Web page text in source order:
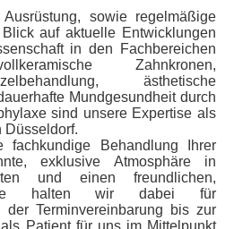
sowie regelmäßige
auf aktuelle Entwicklungen
in den Fachbereichen
Zahnkronen,
ästhetische
Mundgesundheit durch
sind unsere Expertise als
Düsseldorf.
Behandlung Ihrer
exklusive Atmosphäre in
und einen freundlichen,
halten wir dabei für
der Terminvereinbarung bis zur